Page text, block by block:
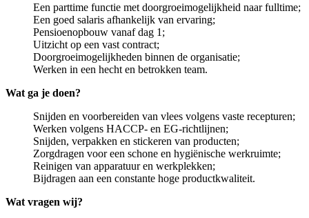
Een parttime functie met doorgroeimogelijkheid naar fulltime;
Een goed salaris afhankelijk van ervaring;
Pensioenopbouw vanaf dag 1;
Uitzicht op een vast contract;
Doorgroeimogelijkheden binnen de organisatie;
Werken in een hecht en betrokken team.
Wat ga je doen?
Snijden en voorbereiden van vlees volgens vaste recepturen;
Werken volgens HACCP- en EG-richtlijnen;
Snijden, verpakken en stickeren van producten;
Zorgdragen voor een schone en hygiënische werkruimte;
Reinigen van apparatuur en werkplekken;
Bijdragen aan een constante hoge productkwaliteit.
Wat vragen wij?